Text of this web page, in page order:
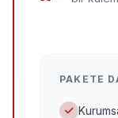
PAKETE